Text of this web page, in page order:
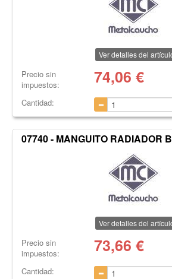
Ver detalles del
Precio sin
impuestos:
74,06 €
Cantidad:
07740 - MANGUITO RADIADOR
Ver detalles del
Precio sin
impuestos:
73,66 €
Cantidad: